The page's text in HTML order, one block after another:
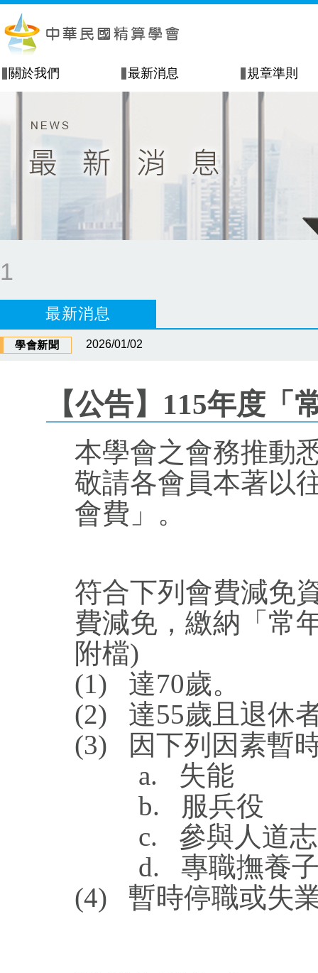
關於我們 最新消息 規章準則
1
最新消息
學會新聞 2026/01/02
【公告】115年度「
本學會之會務推動
敬請各會員本著以
會費」。
符合下列會費減免
費減免，繳納「常
附檔)
(1) 達70歲。
(2) 達55歲且退休
(3) 因下列因素暫
a. 失能
b. 服兵役
c. 參與人道志
d. 專職撫養子
(4) 暫時停職或失